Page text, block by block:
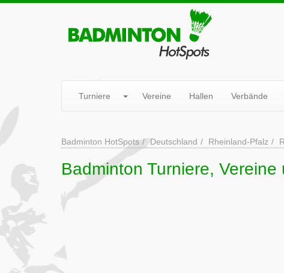
Turniere Vereine Hallen Verbände
Badminton HotSpots Deutschland Rheinland-Pfalz
Badminton Turniere,